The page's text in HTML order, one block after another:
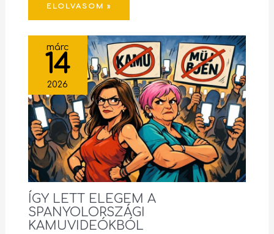
ELOLVASOM »
márc
14
2026
ÍGY LETT ELEGEM A
SPANYOLORSZÁGI
KAMUVIDEÓKBÓL